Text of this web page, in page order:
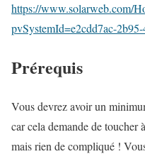
https://www.solarweb.com/
pvSystemId=e2cdd7ac-
Prérequis
Vous devrez avoir un
car cela demande de toucher
mais rien de compliqué !